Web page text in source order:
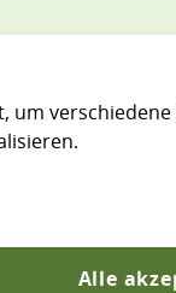
um verschiedene
Alle